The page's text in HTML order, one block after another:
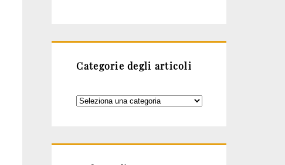
Categorie degli articoli
Categorie